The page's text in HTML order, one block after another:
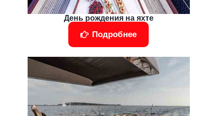
День рождения на яхте
Подробнее